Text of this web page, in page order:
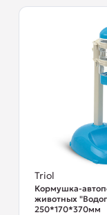
Triol
Кормушка-
животных
250*170*370мм